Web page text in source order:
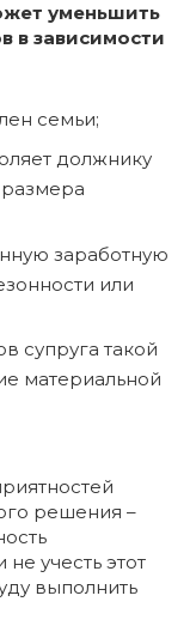
уменьшить
в зависимости
семьи;
должнику
заработную
или
супруга такой
материальной
решения –
учесть этот
выполнить